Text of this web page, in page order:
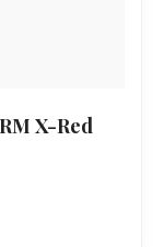
X-Red